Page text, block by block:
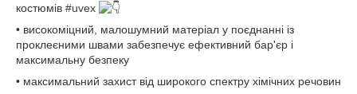
костюмів #uvex
• високоміцний, малошумний матеріал у поєднанні із
проклеєними швами забезпечує ефективний бар'єр і
максимальну безпеку
• максимальний захист від широкого спектру хімічних речовин